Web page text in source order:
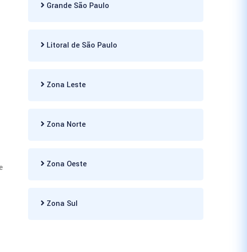
Grande São Paulo
Litoral de São Paulo
Zona Leste
Zona Norte
Zona Oeste
Zona Sul